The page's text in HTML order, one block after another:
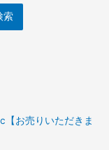
索
【お売りいただきま